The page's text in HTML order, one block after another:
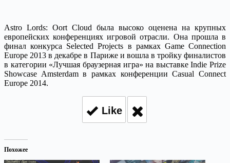
Astro Lords: Oort Cloud была высоко оценена на крупных
европейских конференциях игровой отрасли. Она прошла в
финал конкурса Selected Projects в рамках Game Connection
Europe 2013 в декабре в Париже и вошла в тройку финалистов
в категории «Лучшая браузерная игра» на выставке Indie Prize
Showcase Amsterdam в рамках конференции Casual Connect
Europe 2014.
Like
Похожее